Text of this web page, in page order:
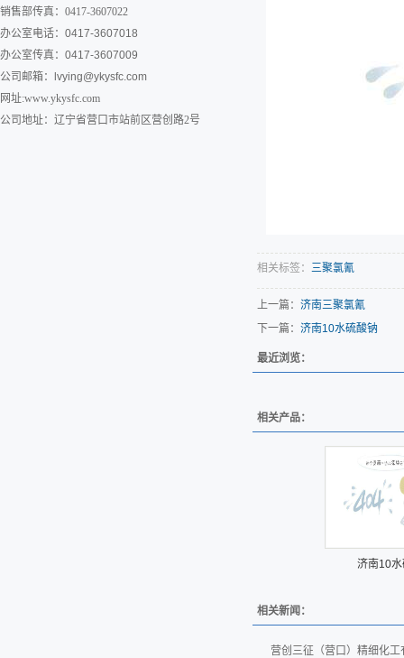
销售部传真：0417-3607022
办公室电话：0417-3607018
办公室传真：0417-3607009
公司邮箱：
lvying@ykysfc.com
网址:www.ykysfc.com
公司地址：辽宁省营口市站前区营创路2号
相关标签： 三聚氯氰
上一篇： 济南三聚氯氰
下一篇： 济南10水硫酸钠
最近浏览：
相关产品：
济南10
相关新闻：
营创三征（营口）精细化